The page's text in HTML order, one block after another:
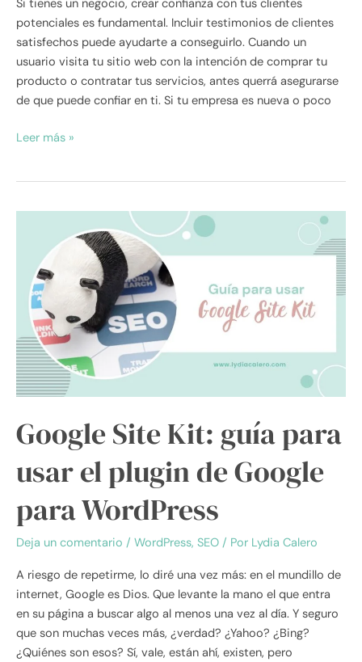
Si tienes un negocio, crear confianza con tus clientes
potenciales es fundamental. Incluir testimonios de clientes
satisfechos puede ayudarte a conseguirlo. Cuando un
usuario visita tu sitio web con la intención de comprar tu
producto o contratar tus servicios, antes querrá asegurarse
de que puede confiar en ti. Si tu empresa es nueva o poco
Leer más »
Google Site Kit: guía para
usar el plugin de Google
para WordPress
Deja un comentario / WordPress, SEO / Por Lydia Calero
A riesgo de repetirme, lo diré una vez más: en el mundillo de
internet, Google es Dios. Que levante la mano el que entra
en su página a buscar algo al menos una vez al día. Y seguro
que son muchas veces más, ¿verdad? ¿Yahoo? ¿Bing?
¿Quiénes son esos? Sí, vale, están ahí, existen, pero
guía
para
usar
el
plugin
de
Google
WordPress